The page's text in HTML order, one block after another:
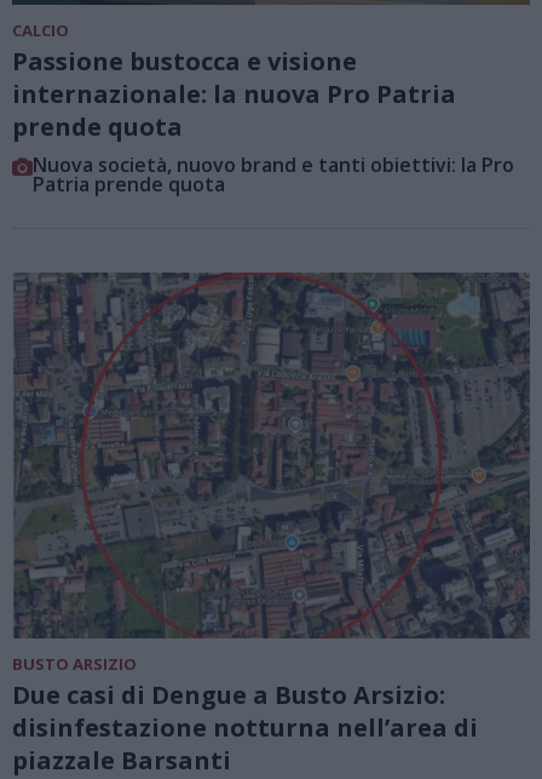
CALCIO
Passione bustocca e visione
internazionale: la nuova Pro Patria
prende quota
Nuova società, nuovo brand e tanti obiettivi: la Pro
Patria prende quota
BUSTO ARSIZIO
Due casi di Dengue a Busto Arsizio:
disinfestazione notturna nell’area di
piazzale Barsanti